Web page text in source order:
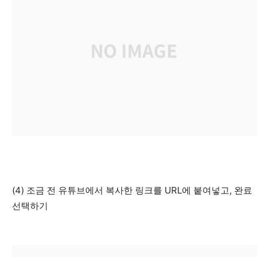
(4) 조금 전 유튜브에서 복사한 링크를 URL에 붙여넣고, 완료
선택하기